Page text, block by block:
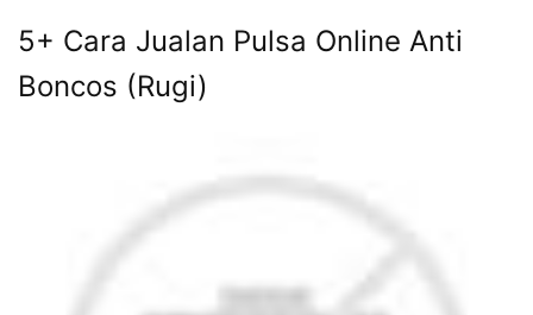
5+ Cara Jualan Pulsa Online Anti
Boncos (Rugi)